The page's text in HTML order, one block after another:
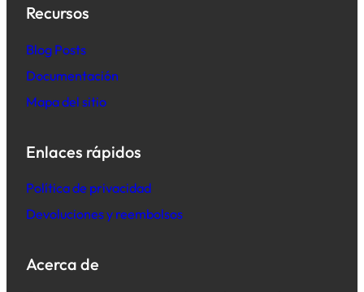
Recursos
Blog Posts
Documentación
Mapa del sitio
Enlaces rápidos
Política de privacidad
Devoluciones y reembolsos
Acerca de